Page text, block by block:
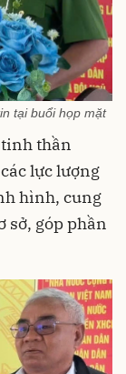
tại buổi họp mặt
thần
lực lượng
hình, cung
sở, góp phần